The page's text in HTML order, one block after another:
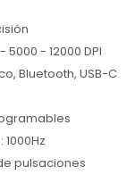
- 12000 DPI
Bluetooth, USB-C
pulsaciones